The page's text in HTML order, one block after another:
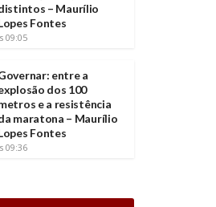
– Maurílio
Fontes
09:05
entre a
dos 100
e a resistência
maratona – Maurílio
Fontes
09:36